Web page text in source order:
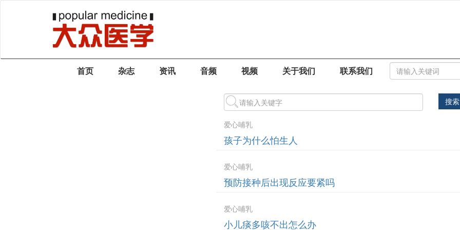
首页 杂志 资讯 音频 视频 关于我们 联系我们
搜索
爱心哺乳
孩子为什么怕生人
爱心哺乳
预防接种后出现反应要紧吗
爱心哺乳
小儿痰多咳不出怎么办